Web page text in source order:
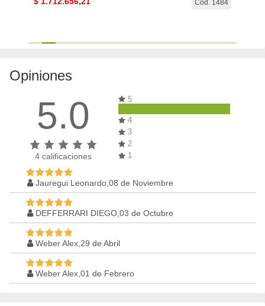
Cod. 1484
Opiniones
5.0
4 calificaciones
5
4
3
2
1
Jauregui Leonardo,08 de Noviembre
DEFFERRARI DIEGO,03 de Octubre
Weber Alex,29 de Abril
Weber Alex,01 de Febrero